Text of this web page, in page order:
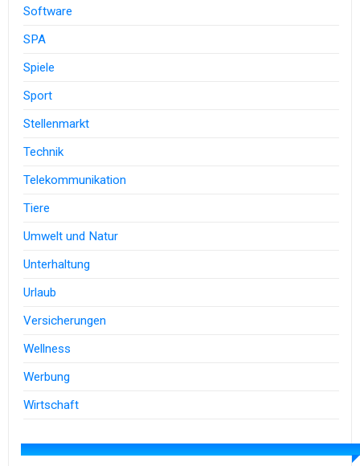
Software
SPA
Spiele
Sport
Stellenmarkt
Technik
Telekommunikation
Tiere
Umwelt und Natur
Unterhaltung
Urlaub
Versicherungen
Wellness
Werbung
Wirtschaft